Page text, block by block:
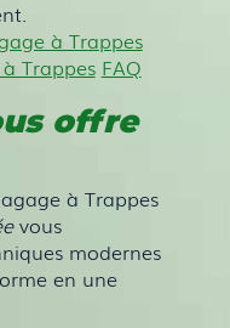
à Trappes
Trappes FAQ
offre
à Trappes
vous
modernes
en une